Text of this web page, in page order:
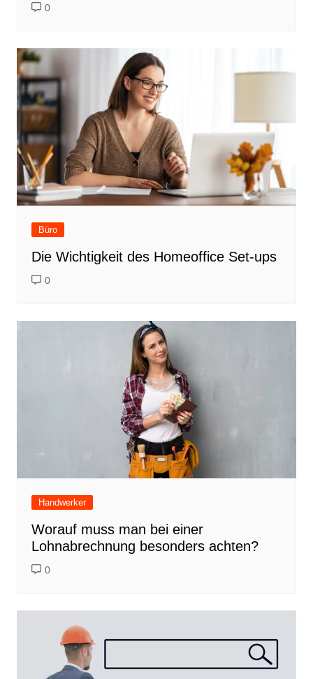
0
Büro
Die Wichtigkeit des Homeoffice Set-ups
0
Handwerker
Worauf muss man bei einer
Lohnabrechnung besonders achten?
0